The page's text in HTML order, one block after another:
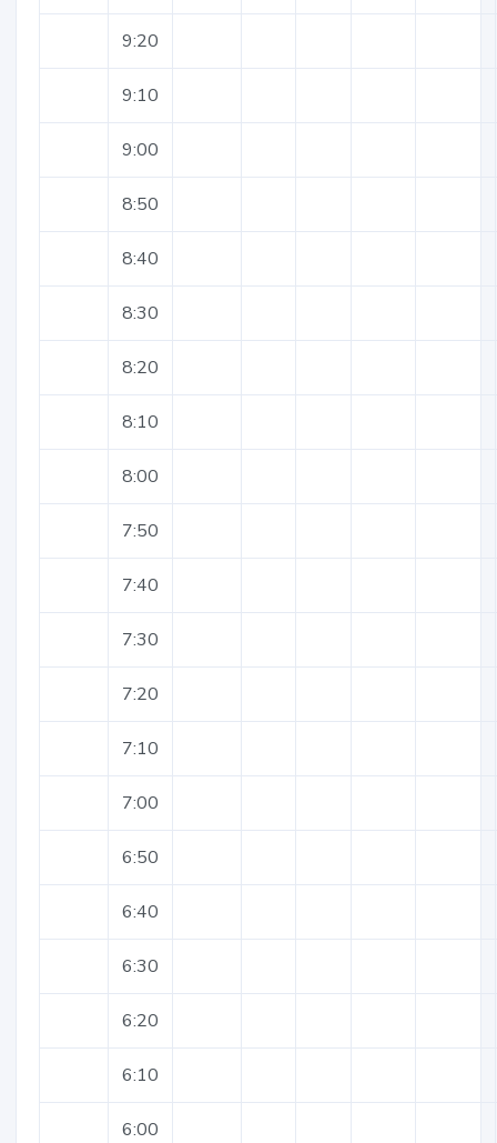
9:20
9:10
9:00
8:50
8:40
8:30
8:20
8:10
8:00
7:50
7:40
7:30
7:20
7:10
7:00
6:50
6:40
6:30
6:20
6:10
6:00